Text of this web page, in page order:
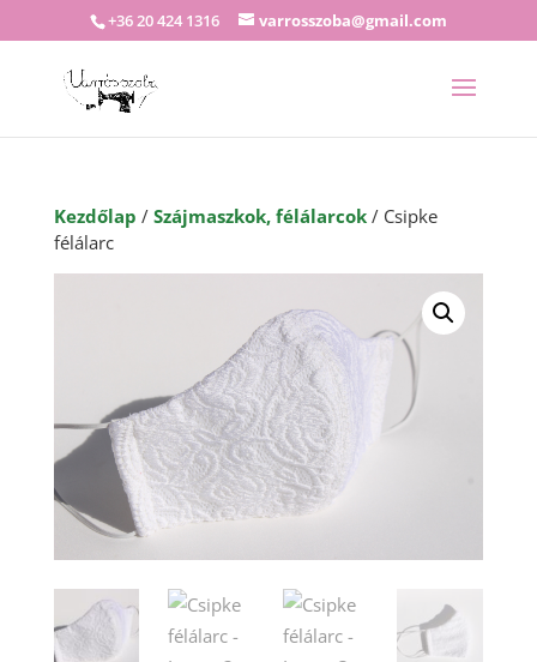
+36 20 424 1316 varrosszoba@gmail.com
Kezdőlap / Szájmaszkok, félálarcok/ Csipke
félálarc